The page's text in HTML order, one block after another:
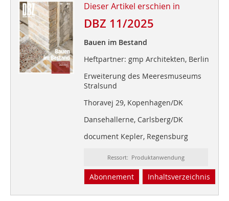
Dieser Artikel erschien in
DBZ 11/2025
Bauen im Bestand
Heftpartner: gmp Architekten, Berlin
Erweiterung des Meeresmuseums
Stralsund
Thoravej 29, Kopenhagen/DK
Dansehallerne, Carlsberg/DK
document Kepler, Regensburg
Ressort: Produktanwendung
Abonnement Inhaltsverzeichnis